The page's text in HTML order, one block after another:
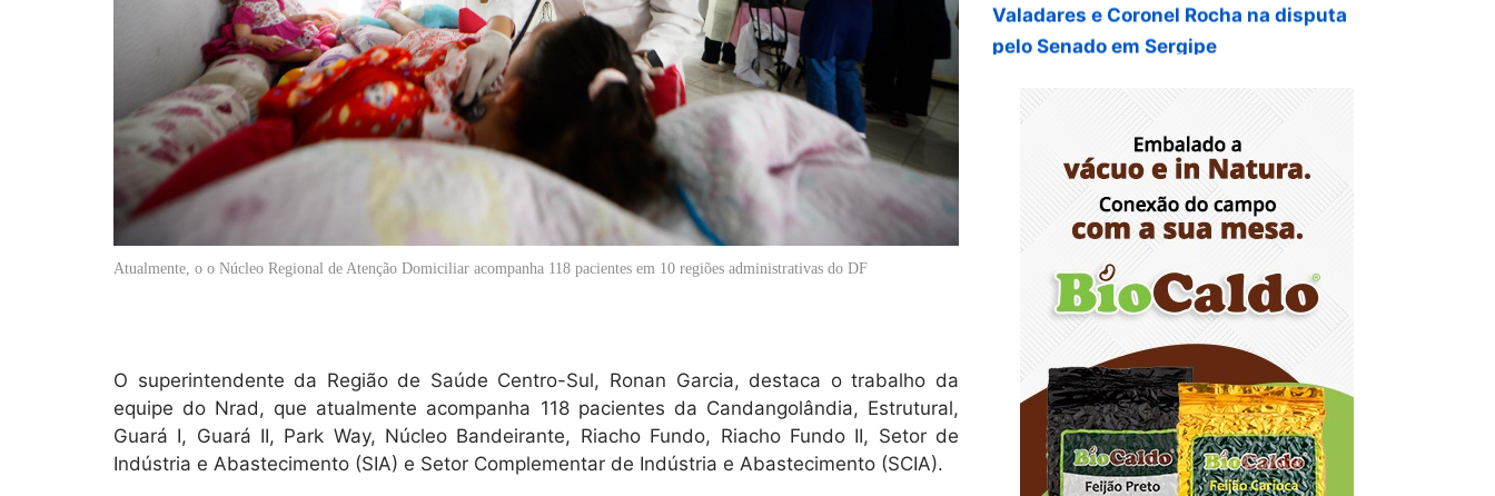
Atualmente, o o Núcleo Regional de Atenção Domiciliar acompanha 118 pacientes em 10 regiões administrativas do DF
O superintendente da Região de Saúde Centro-Sul, Ronan Garcia, destaca o trabalho da
equipe do Nrad, que atualmente acompanha 118 pacientes da Candangolândia, Estrutural,
Guará I, Guará II, Park Way, Núcleo Bandeirante, Riacho Fundo, Riacho Fundo II, Setor de
Indústria e Abastecimento (SIA) e Setor Complementar de Indústria e Abastecimento (SCIA).
8/7/2026
Opinião: Diplomas para um mundo que
não existe mais
Distrito Federal entra em alerta laranja de
perigo para baixa umidade do ar nesta
sexta-feira (7)
Ampliada oferta de tratamento menos
invasivo para obstruções nas artérias do
coração no Hospital de Base
8/7/2026
Sala de Concerto, da Rádio MEC, celebra
Radamés Gnattali nesta sexta